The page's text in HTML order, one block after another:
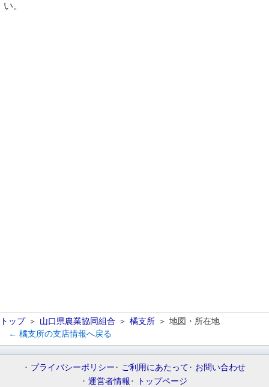
い。
トップ 山口県農業協同組合 橘支所
地図・所在地
← 橘支所の支店情報へ戻る
プライバシーポリシー ご利用にあたって
お問い合わせ
運営者情報
トップページ